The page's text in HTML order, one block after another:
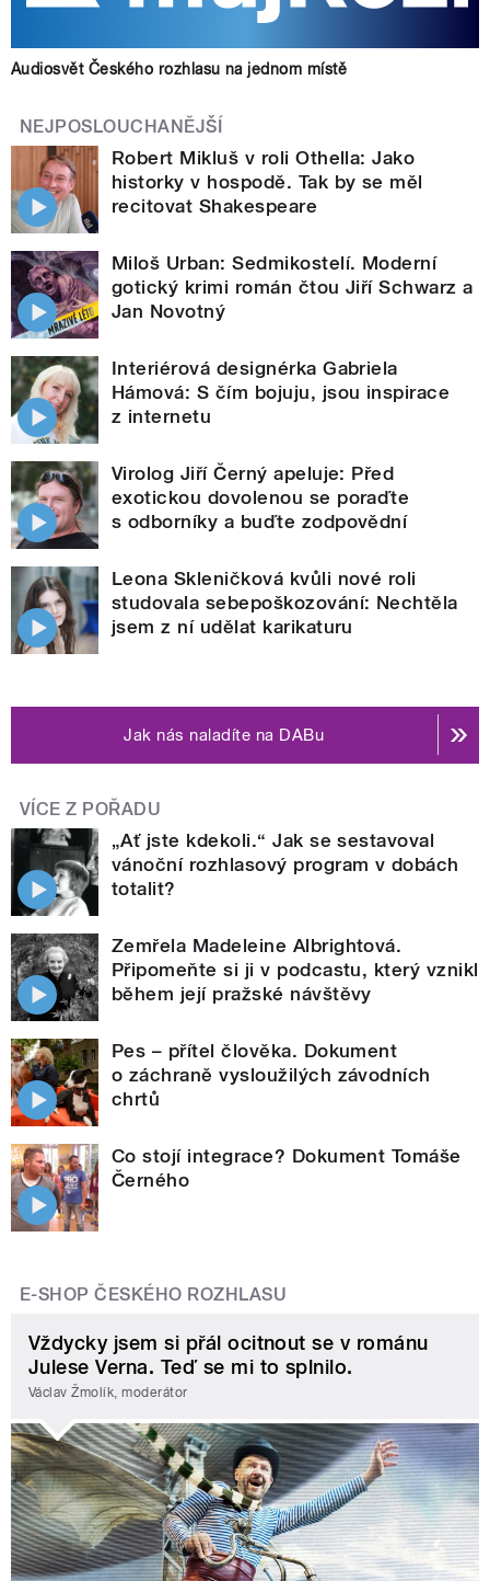
Audiosvět Českého rozhlasu na jednom místě
NEJPOSLOUCHANĚJŠÍ
Robert Mikluš v roli Othella: Jako
historky v hospodě. Tak by se měl
recitovat Shakespeare
Miloš Urban: Sedmikostelí. Moderní
gotický krimi román čtou Jiří Schwarz a
Jan Novotný
Interiérová designérka Gabriela
Hámová: S čím bojuju, jsou inspirace
z internetu
Virolog Jiří Černý apeluje: Před
exotickou dovolenou se poraďte
s odborníky a buďte zodpovědní
Leona Skleničková kvůli nové roli
studovala sebepoškozování: Nechtěla
jsem z ní udělat karikaturu
Jak nás naladíte na DABu
VÍCE Z POŘADU
„Ať jste kdekoli.“ Jak se sestavoval
vánoční rozhlasový program v dobách
totalit?
Zemřela Madeleine Albrightová.
Připomeňte si ji v podcastu, který vznikl
během její pražské návštěvy
Pes – přítel člověka. Dokument
o záchraně vysloužilých závodních
chrtů
Co stojí integrace? Dokument Tomáše
Černého
E-SHOP ČESKÉHO ROZHLASU
Vždycky jsem si přál ocitnout se v románu
Julese Verna. Teď se mi to splnilo.
Václav Žmolík, moderátor